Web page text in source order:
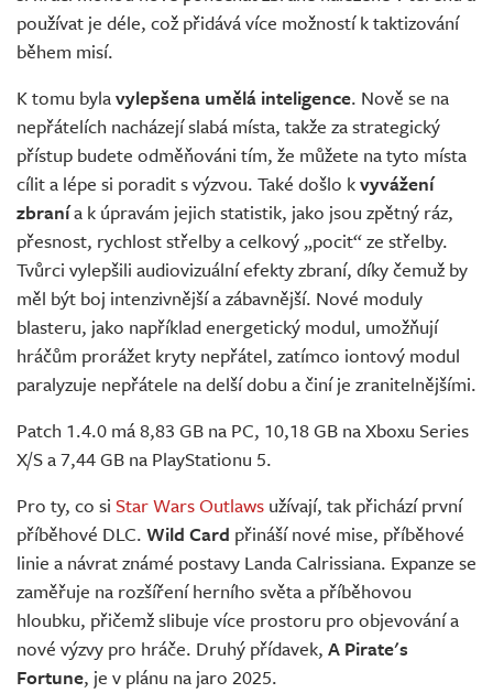
používat je déle, což přidává více možností k taktizování
během misí.
K tomu bylavylepšena umělá inteligence. Nově se na
nepřátelích nacházejí slabá místa, takže za strategický
přístup budete odměňováni tím, že můžete na tyto místa
cílit a lépe si poradit s výzvou. Také došlo kvyvážení
zbranía k úpravám jejich statistik, jako jsou zpětný ráz,
přesnost, rychlost střelby a celkový „pocit“ ze střelby.
Tvůrci vylepšili audiovizuální efekty zbraní, díky čemuž by
měl být boj intenzivnější a zábavnější. Nové moduly
blasteru, jako například energetický modul, umožňují
hráčům prorážet kryty nepřátel, zatímco iontový modul
paralyzuje nepřátele na delší dobu a činí je zranitelnějšími.
Patch 1.4.0 má 8,83 GB na PC, 10,18 GB na Xboxu Series
X/S a 7,44 GB na PlayStationu 5.
Pro ty, co si Star Wars Outlaws užívají, tak přichází první
příběhové DLC. Wild Card přináší nové mise, příběhové
linie a návrat známé postavy Landa Calrissiana. Expanze se
zaměřuje na rozšíření herního světa a příběhovou
hloubku, přičemž slibuje více prostoru pro objevování a
nové výzvy pro hráče. Druhý přídavek, A Pirate's
Fortune, je v plánu na jaro 2025.